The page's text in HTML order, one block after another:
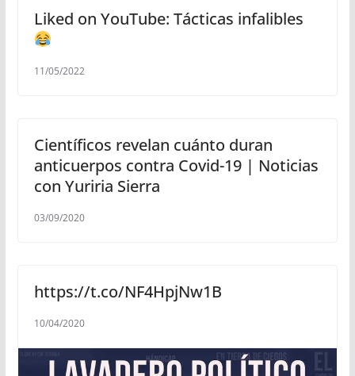
Liked on YouTube: Tácticas infalibles
11/05/2022
Científicos revelan cuánto duran
anticuerpos contra Covid-19 | Noticias
con Yuriria Sierra
03/09/2020
https://t.co/NF4HpjNw1B
10/04/2020